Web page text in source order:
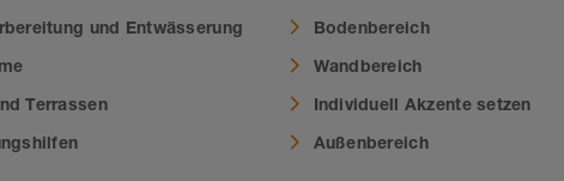
und Entwässerung
Terrassen
Bodenbereich
Wandbereich
Individuell Akzente setzen
Außenbereich